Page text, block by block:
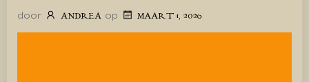
door ANDREA op MAART 1, 2026